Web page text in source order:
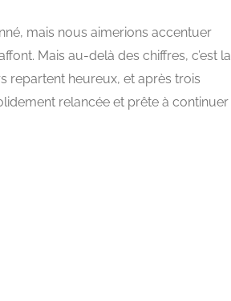
mais nous aimerions accentuer
Mais au-delà des chiffres, c’est la
repartent heureux, et après trois
relancée et prête à continuer